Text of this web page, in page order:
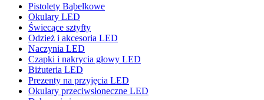
Pistolety Bąbelkowe
Okulary LED
Świecące sztyfty
Odzież i akcesoria LED
Naczynia LED
Czapki i nakrycia głowy LED
Biżuteria LED
Prezenty na przyjęcia LED
Okulary przeciwsłoneczne LED